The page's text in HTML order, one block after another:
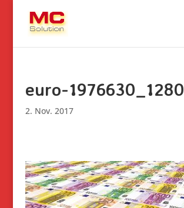
euro-1976630_1280
2. Nov. 2017